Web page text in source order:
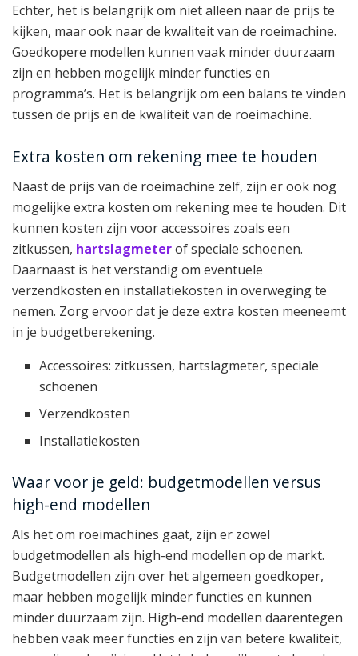
Echter, het is belangrijk om niet alleen naar de prijs te
kijken, maar ook naar de kwaliteit van de roeimachine.
Goedkopere modellen kunnen vaak minder duurzaam
zijn en hebben mogelijk minder functies en
programma’s. Het is belangrijk om een balans te vinden
tussen de prijs en de kwaliteit van de roeimachine.
Extra kosten om rekening mee te houden
Naast de prijs van de roeimachine zelf, zijn er ook nog
mogelijke extra kosten om rekening mee te houden. Dit
kunnen kosten zijn voor accessoires zoals een
zitkussen, hartslagmeterof speciale schoenen.
Daarnaast is het verstandig om eventuele
verzendkosten en installatiekosten in overweging te
nemen. Zorg ervoor dat je deze extra kosten meeneemt
in je budgetberekening.
Accessoires: zitkussen, hartslagmeter, speciale
schoenen
Verzendkosten
Installatiekosten
Waar voor je geld: budgetmodellen versus
high-end modellen
Als het om roeimachines gaat, zijn er zowel
budgetmodellen als high-end modellen op de markt.
Budgetmodellen zijn over het algemeen goedkoper,
maar hebben mogelijk minder functies en kunnen
minder duurzaam zijn. High-end modellen daarentegen
hebben vaak meer functies en zijn van betere kwaliteit,